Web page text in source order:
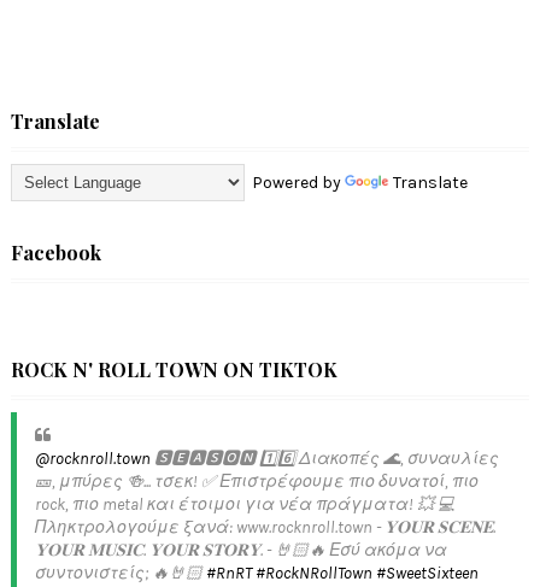
Translate
Powered by Translate
Facebook
ROCK N' ROLL TOWN ON TIKTOK
@rocknroll.town 🆂🅴🅰🆂🅾🅽 1️⃣6️⃣ Διακοπές 🌊, συναυλίες
🎫, μπύρες 🍻... τσεκ! ✅️ Επιστρέφουμε πιο δυνατοί, πιο
rock, πιο metal και έτοιμοι για νέα πράγματα! 💥 💻
Πληκτρολογούμε ξανά: www.rocknroll.town - 𝐘𝐎𝐔𝐑 𝐒𝐂𝐄𝐍𝐄.
𝐘𝐎𝐔𝐑 𝐌𝐔𝐒𝐈𝐂. 𝐘𝐎𝐔𝐑 𝐒𝐓𝐎𝐑𝐘. - 🤘🏻🔥 Εσύ ακόμα να
συντονιστείς; 🔥🤘🏻#RnRT #RockNRollTown #SweetSixteen